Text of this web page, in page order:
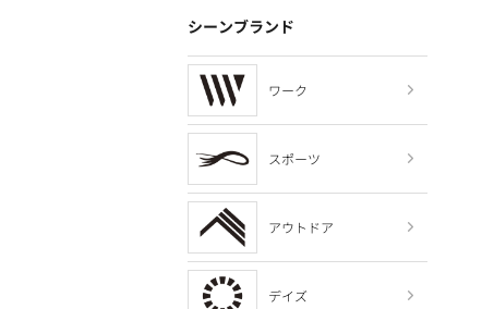
シーンブランド
ワーク
スポーツ
アウトドア
デイズ